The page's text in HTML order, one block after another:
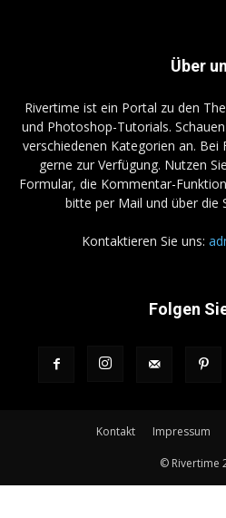
Über
Rivertime ist ein Portal zu den
und Photoshop-Tutorials.
verschiedenen Kategorien an. Bei
gerne zur Verfügung. Nutzen
Formular, die Kommentar-
bitte per Mail und über die
Kontaktieren Sie uns:
Folgen
Kontakt Impressum
© Rivertime